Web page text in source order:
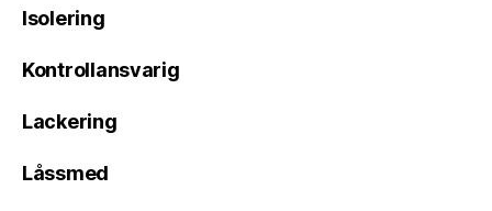
Isolering
Kontrollansvarig
Lackering
Låssmed